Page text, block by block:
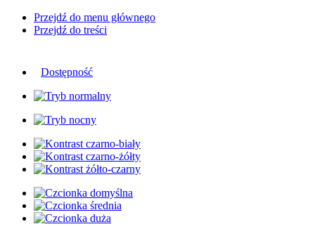
Przejdź do menu głównego
Przejdź do treści
Dostępność